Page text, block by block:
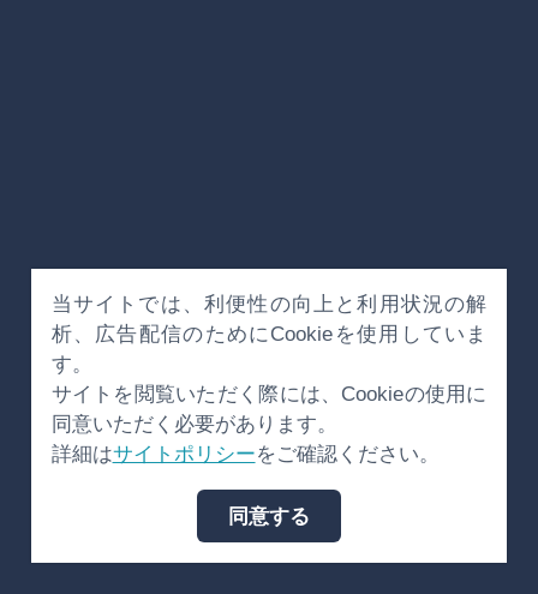
当サイトでは、利便性の向上と利用状況の解
析、広告配信のためにCookieを使用していま
す。
サイトを閲覧いただく際には、Cookieの使用に
同意いただく必要があります。
詳細はサイトポリシーをご確認ください。
同意する